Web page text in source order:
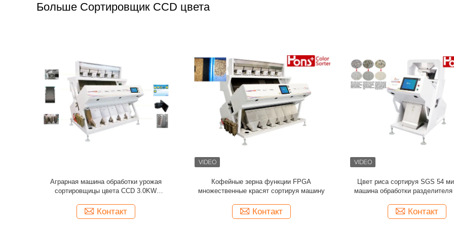
Больше Сортировщик CCD цвета
Множественная функция высушила машину
цвета камеры CCD продукта моря овощей
Контакт
Умная оптически технологическая линия
машины риса/разделителя цвета фасолей
Контакт
126 кофейных зерен высокой
каналов умных красят машину
Контакт